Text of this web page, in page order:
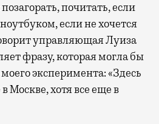
почитать, если
если не хочется
управляющая Луиза
фразу, которая могла бы
эксперимента: «Здесь
Москве, хотя все еще в